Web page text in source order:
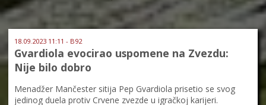
18.09.2023 11:11 - B92
Gvardiola evocirao uspomene na Zvezdu:
Nije bilo dobro
Menadžer Mančester sitija Pep Gvardiola prisetio se svog
jedinog duela protiv Crvene zvezde u igračkoj karijeri.